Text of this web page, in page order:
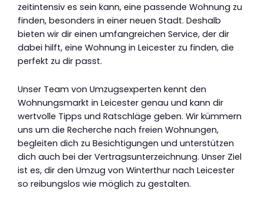
zeitintensiv es sein kann, eine passende Wohnung zu
finden, besonders in einer neuen Stadt. Deshalb
bieten wir dir einen umfangreichen Service, der dir
dabei hilft, eine Wohnung in Leicester zu finden, die
perfekt zu dir passt.
Unser Team von Umzugsexperten kennt den
Wohnungsmarkt in Leicester genau und kann dir
wertvolle Tipps und Ratschläge geben. Wir kümmern
uns um die Recherche nach freien Wohnungen,
begleiten dich zu Besichtigungen und unterstützen
dich auch bei der Vertragsunterzeichnung. Unser Ziel
ist es, dir den Umzug von Winterthur nach Leicester
so reibungslos wie möglich zu gestalten.